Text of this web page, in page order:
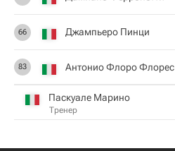
66 Джампьеро Пинци
83 Антонио Флоро Флорес
Паскуале Марино
Тренер